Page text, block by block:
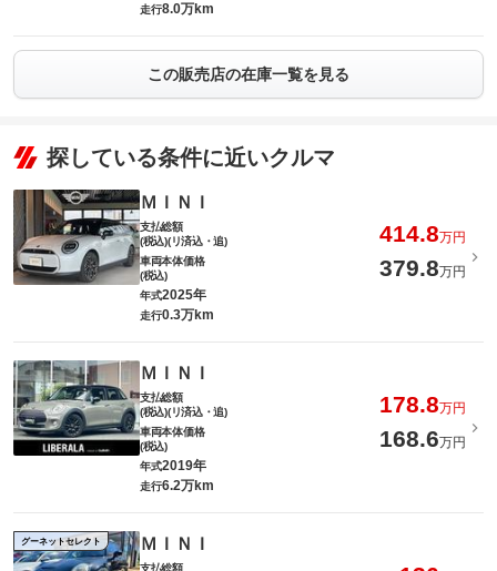
走行8.0万km
この販売店の在庫一覧を見る
探している条件に近いクルマ
ＭＩＮＩ
支払総額
(税込)(リ済込・追)
414.8万円
車両本体価格
(税込)
379.8万円
年式2025年
走行0.3万km
ＭＩＮＩ
支払総額
(税込)(リ済込・追)
178.8万円
車両本体価格
(税込)
168.6万円
年式2019年
走行6.2万km
グーネットセレクト ＭＩＮＩ
支払総額